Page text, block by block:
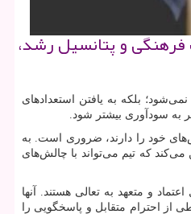
و پتانسیل رشد،
بلکه به یافتن استعدادهای
سودآوری بیشتر شود.
خود را دارند، ضروری است. به
که تیم می‌تواند با چالش‌های
و متعهد به تعالی هستند. آنها
احترام متقابل و پاسخگویی را